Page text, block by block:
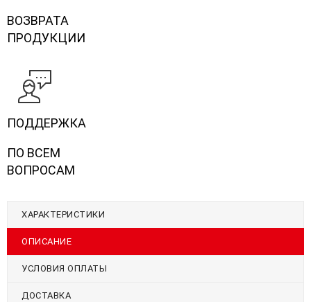
ВОЗВРАТА
ПРОДУКЦИИ
ПОДДЕРЖКА
ПО ВСЕМ
ВОПРОСАМ
ХАРАКТЕРИСТИКИ
ОПИСАНИЕ
УСЛОВИЯ ОПЛАТЫ
ДОСТАВКА